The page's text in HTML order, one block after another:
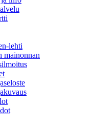
lehti
mainonnan